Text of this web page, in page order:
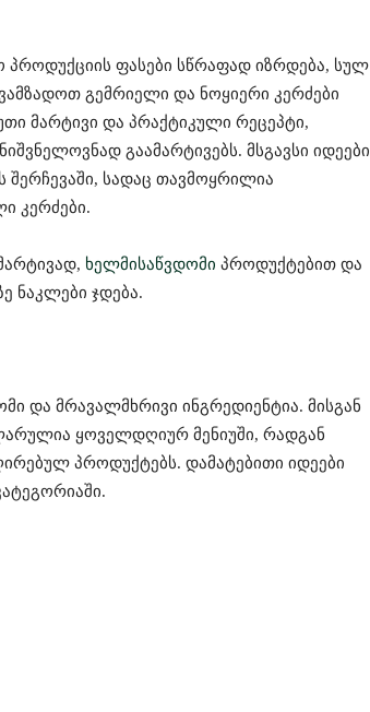
ფასები სწრაფად იზრდება, სულ
გემრიელი და ნოყიერი კერძები
მარტივი და პრაქტიკული რეცეპტი,
გაამარტივებს. მსგავსი იდეები
შერჩევაში, სადაც თავმოყრილია
კერძები.
ხელმისაწვდომი პროდუქტებით და
ნაკლები ჯდება.
და მრავალმხრივი ინგრედიენტია. მისგან
ყოველდღიურ მენიუში, რადგან
პროდუქტებს. დამატებითი იდეები